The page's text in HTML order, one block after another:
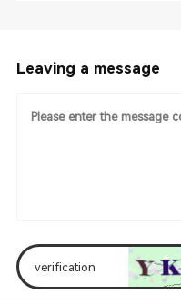
Leaving a message